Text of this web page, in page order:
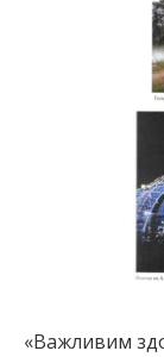
«Важливим